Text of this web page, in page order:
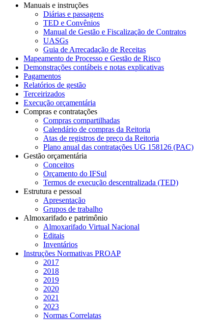
Manuais e instruções
Diárias e passagens
TED e Convênios
Manual de Gestão e Fiscalização de Contratos
UASGs
Guia de Arrecadação de Receitas
Mapeamento de Processo e Gestão de Risco
Demonstrações contábeis e notas explicativas
Pagamentos
Relatórios de gestão
Terceirizados
Execução orçamentária
Compras e contratações
Compras compartilhadas
Calendário de compras da Reitoria
Atas de registros de preço da Reitoria
Plano anual das contratações UG 158126 (PAC)
Gestão orçamentária
Conceitos
Orçamento do IFSul
Termos de execução descentralizada (TED)
Estrutura e pessoal
Apresentação
Grupos de trabalho
Almoxarifado e patrimônio
Almoxarifado Virtual Nacional
Editais
Inventários
Instruções Normativas PROAP
2017
2018
2019
2020
2021
2023
Normas Correlatas